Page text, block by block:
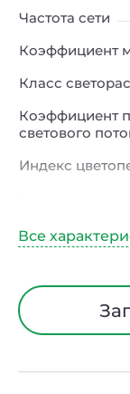
Частота сети
Коэффициент
Класс
Коэффициент
светового
Индекс
Угол
Диапазон
температур